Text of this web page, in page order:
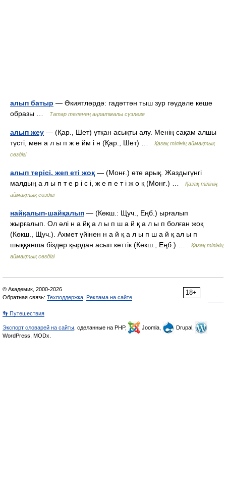
алып батыр — Әкиятләрдә: гадәттән тыш зур гәүдәле кеше
образы …
Татар теленең аңлатмалы сүзлеге
алып жеу — (Қар., Шет) ұтқан асықты алу. Менің сақам алшы
түсті, мен а л ы п ж е йм і н (Қар., Шет) …
Қазақ тілінің аймақтық
сөздігі
алып терісі, жеп еті жоқ — (Монғ.) өте арық. Жаздыгүнгі
малдың а л ы п т е р і с і, ж е п е т і ж о қ (Монғ.) …
Қазақ тілінің
аймақтық сөздігі
найқалып-шайқалып — (Көкш.: Щуч., Еңб.) ырғалып
жырғалып. Ол әлі н а йқ а л ы п ш а й қ а л ы п болған жоқ
(Көкш., Щуч.). Ахмет үйінен н а й қ а л ы п ш а й қ ал ы п
шыққанша біздер қырдан асып кеттік (Көкш., Еңб.) …
Қазақ тілінің
аймақтық сөздігі
18+
© Академик, 2000-2026
Обратная связь: Техподдержка Реклама на сайте
👣 Путешествия
Экспорт словарей на сайты , сделанные на PHP, Joomla,
Drupal,
WordPress, MODx.